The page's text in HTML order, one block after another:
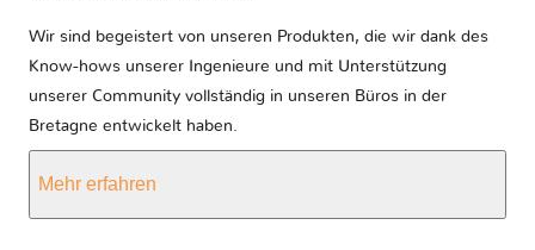
Wir sind begeistert von unseren Produkten, die wir dank des
Know-hows unserer Ingenieure und mit Unterstützung
unserer Community vollständig in unseren Büros in der
Bretagne entwickelt haben.
Mehr erfahren